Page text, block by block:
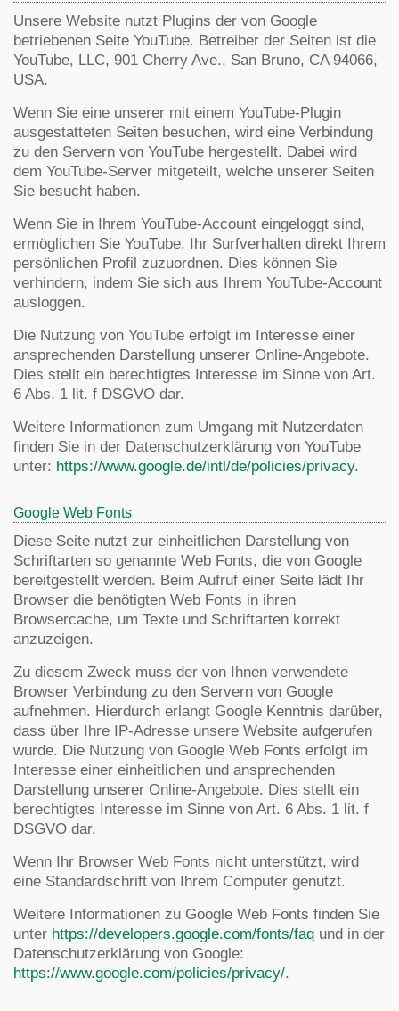
Unsere Website nutzt Plugins der von Google
betriebenen Seite YouTube. Betreiber der Seiten ist die
YouTube, LLC, 901 Cherry Ave., San Bruno, CA 94066,
USA.
Wenn Sie eine unserer mit einem YouTube-Plugin
ausgestatteten Seiten besuchen, wird eine Verbindung
zu den Servern von YouTube hergestellt. Dabei wird
dem YouTube-Server mitgeteilt, welche unserer Seiten
Sie besucht haben.
Wenn Sie in Ihrem YouTube-Account eingeloggt sind,
ermöglichen Sie YouTube, Ihr Surfverhalten direkt Ihrem
persönlichen Profil zuzuordnen. Dies können Sie
verhindern, indem Sie sich aus Ihrem YouTube-Account
ausloggen.
Die Nutzung von YouTube erfolgt im Interesse einer
ansprechenden Darstellung unserer Online-Angebote.
Dies stellt ein berechtigtes Interesse im Sinne von Art.
6 Abs. 1 lit. f DSGVO dar.
Weitere Informationen zum Umgang mit Nutzerdaten
finden Sie in der Datenschutzerklärung von YouTube
unter: https://www.google.de/intl/de/policies/privacy.
Google Web Fonts
Diese Seite nutzt zur einheitlichen Darstellung von
Schriftarten so genannte Web Fonts, die von Google
bereitgestellt werden. Beim Aufruf einer Seite lädt Ihr
Browser die benötigten Web Fonts in ihren
Browsercache, um Texte und Schriftarten korrekt
anzuzeigen.
Zu diesem Zweck muss der von Ihnen verwendete
Browser Verbindung zu den Servern von Google
aufnehmen. Hierdurch erlangt Google Kenntnis darüber,
dass über Ihre IP-Adresse unsere Website aufgerufen
wurde. Die Nutzung von Google Web Fonts erfolgt im
Interesse einer einheitlichen und ansprechenden
Darstellung unserer Online-Angebote. Dies stellt ein
berechtigtes Interesse im Sinne von Art. 6 Abs. 1 lit. f
DSGVO dar.
Wenn Ihr Browser Web Fonts nicht unterstützt, wird
eine Standardschrift von Ihrem Computer genutzt.
Weitere Informationen zu Google Web Fonts finden Sie
unter https://developers.google.com/fonts/faq und in der
Datenschutzerklärung von Google:
https://www.google.com/policies/privacy/.